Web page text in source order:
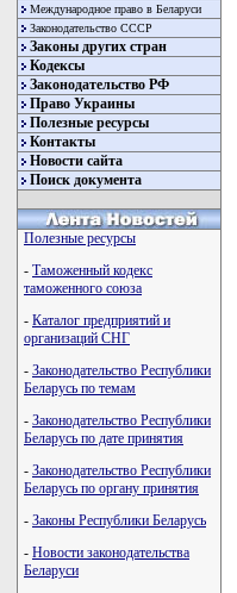
Международное право в Беларуси
Законодательство СССР
Законы других стран
Кодексы
Законодательство РФ
Право Украины
Полезные ресурсы
Контакты
Новости сайта
Поиск документа
Полезные ресурсы
- Таможенный кодекс
таможенного союза
- Каталог предприятий и
организаций СНГ
- Законодательство Республики
Беларусь по темам
- Законодательство Республики
Беларусь по дате принятия
- Законодательство Республики
Беларусь по органу принятия
- Законы Республики Беларусь
- Новости законодательства
Беларуси